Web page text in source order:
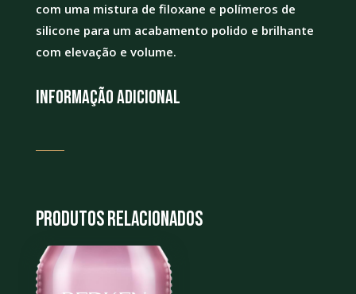
com uma mistura de filoxane e polímeros de
silicone para um acabamento polido e brilhante
com elevação e volume.
Informação adicional
Produtos Relacionados